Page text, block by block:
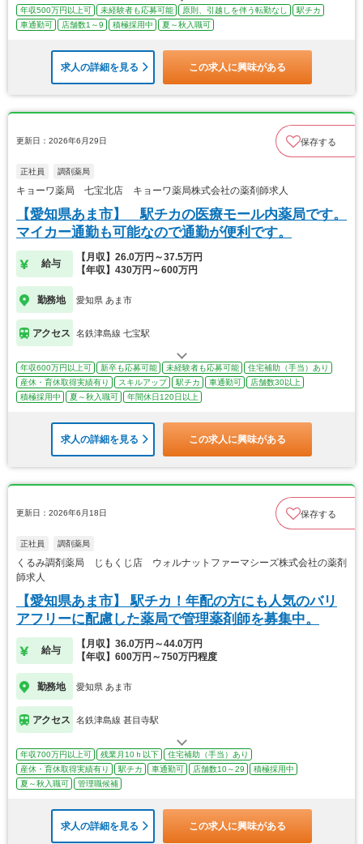
年収500万円以上可 未経験者も応募可能 原則、引越しを伴う転勤なし
駅チカ
車通勤可
店舗数1～9 積極採用中 夏～秋入職可
求人の詳細を見る この求人に興味がある
更新日：2026年6月29日 保存する
正社員 調剤薬局
キョーワ薬局 七宝北店 キョーワ薬局株式会社の薬剤師求人
【愛知県あま市】 駅チカの医療モール内薬局です。
マイカー通勤も可能なので通勤が便利です。
給与
【月収】26.0万円～37.5万円
【年収】430万円～600万円
勤務地 愛知県 あま市
アクセス 名鉄津島線 七宝駅
年収600万円以上可 新卒も応募可能 未経験者も応募可能
住宅補助（手当）あり
産休・育休取得実績有り
スキルアップ 駅チカ 車通勤可
店舗数30以上
積極採用中
夏～秋入職可 年間休日120日以上
求人の詳細を見る この求人に興味がある
更新日：2026年6月18日 保存する
正社員 調剤薬局
くるみ調剤薬局 じもくじ店 ウォルナットファーマシーズ株式会社の薬剤
師求人
【愛知県あま市】 駅チカ！年配の方にも人気のバリ
アフリーに配慮した薬局で管理薬剤師を募集中。
給与
【月収】36.0万円～44.0万円
【年収】600万円～750万円程度
勤務地 愛知県 あま市
アクセス 名鉄津島線 甚目寺駅
年収700万円以上可 残業月10ｈ以下
住宅補助（手当）あり
産休・育休取得実績有り
駅チカ 車通勤可 店舗数10～29
積極採用中
夏～秋入職可
管理職候補
求人の詳細を見る この求人に興味がある